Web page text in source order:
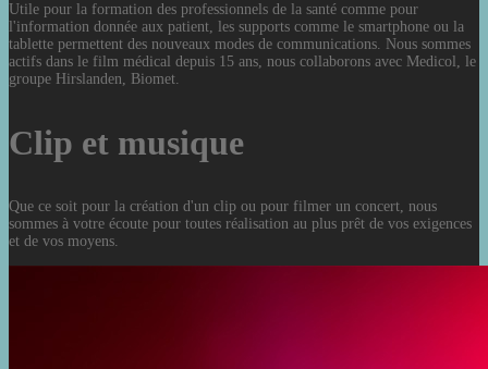
Utile pour la formation des professionnels de la santé comme pour
l'information donnée aux patient, les supports comme le smartphone ou la
tablette permettent des nouveaux modes de communications. Nous sommes
actifs dans le film médical depuis 15 ans, nous collaborons avec Medicol, le
groupe Hirslanden, Biomet.
Clip et musique
Que ce soit pour la création d'un clip ou pour filmer un concert, nous
sommes à votre écoute pour toutes réalisation au plus prêt de vos exigences
et de vos moyens.